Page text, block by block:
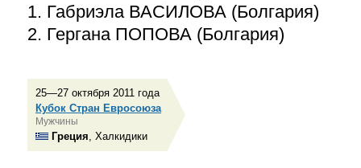
1. Габриэла ВАСИЛОВА (Болгария)
2. Гергана ПОПОВА (Болгария)
25—27 октября 2011 года
Кубок Стран Евросоюза
Мужчины
Греция , Халкидики